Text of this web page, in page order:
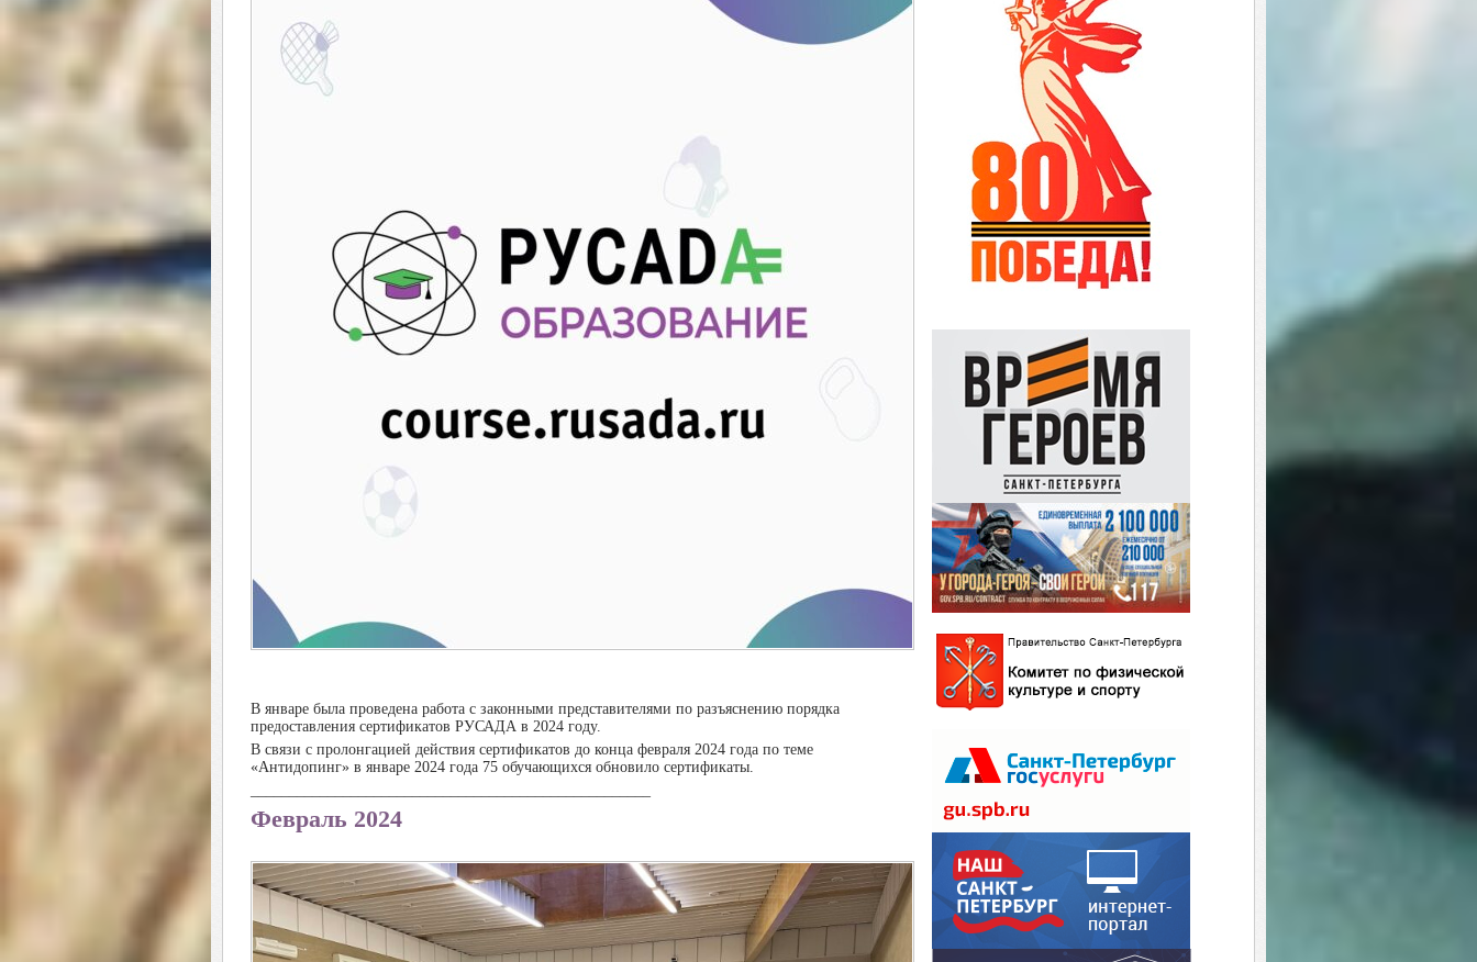
В январе была проведена работа с законными представителями по разъяснению порядка
предоставления сертификатов РУСАДА в 2024 году.
В связи с пролонгацией действия сертификатов до конца февраля 2024 года по теме
«Антидопинг» в январе 2024 года 75 обучающихся обновило сертификаты.
Февраль 2024